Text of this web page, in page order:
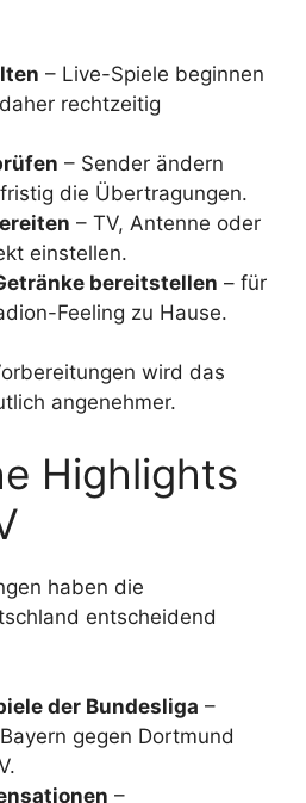
– Live-Spiele beginnen
rechtzeitig
– Sender ändern
die Übertragungen.
– TV, Antenne oder
einstellen.
bereitstellen – für
Feeling zu Hause.
wird das
angenehmer.
Highlights
haben die
entscheidend
der Bundesliga –
gegen Dortmund
–